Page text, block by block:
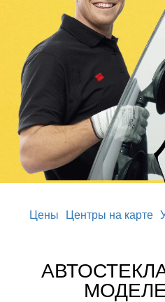
Цены Центры на карте